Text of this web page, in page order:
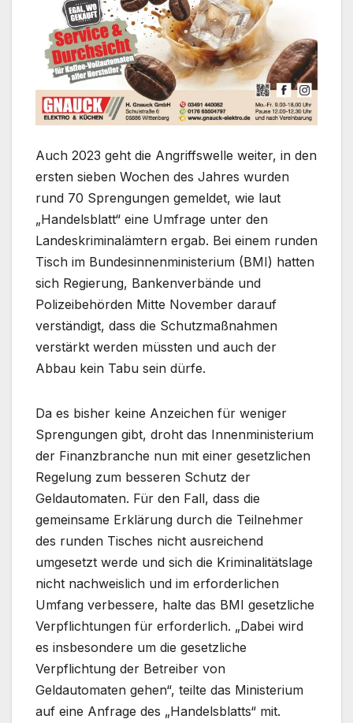
Auch 2023 geht die Angriffswelle weiter, in den
ersten sieben Wochen des Jahres wurden
rund 70 Sprengungen gemeldet, wie laut
„Handelsblatt“ eine Umfrage unter den
Landeskriminalämtern ergab. Bei einem runden
Tisch im Bundesinnenministerium (BMI) hatten
sich Regierung, Bankenverbände und
Polizeibehörden Mitte November darauf
verständigt, dass die Schutzmaßnahmen
verstärkt werden müssten und auch der
Abbau kein Tabu sein dürfe.
Da es bisher keine Anzeichen für weniger
Sprengungen gibt, droht das Innenministerium
der Finanzbranche nun mit einer gesetzlichen
Regelung zum besseren Schutz der
Geldautomaten. Für den Fall, dass die
gemeinsame Erklärung durch die Teilnehmer
des runden Tisches nicht ausreichend
umgesetzt werde und sich die Kriminalitätslage
nicht nachweislich und im erforderlichen
Umfang verbessere, halte das BMI gesetzliche
Verpflichtungen für erforderlich. „Dabei wird
es insbesondere um die gesetzliche
Verpflichtung der Betreiber von
Geldautomaten gehen“, teilte das Ministerium
auf eine Anfrage des „Handelsblatts“ mit.